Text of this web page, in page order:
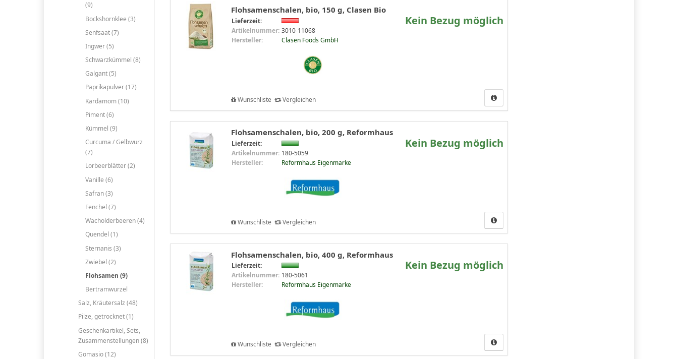
(9)
Bockshornklee (3)
Senfsaat (7)
Ingwer (5)
Schwarzkümmel (8)
Galgant (5)
Paprikapulver (17)
Kardamom (10)
Piment (6)
Kümmel (9)
Curcuma / Gelbwurz
(7)
Lorbeerblätter (2)
Vanille (6)
Safran (3)
Fenchel (7)
Wacholderbeeren (4)
Quendel (1)
Sternanis (3)
Zwiebel (2)
Flohsamen (9)
Bertramwurzel
Salz, Kräutersalz (48)
Pilze, getrocknet (1)
Geschenkartikel, Sets,
Zusammenstellungen (8)
Gomasio (12)
Flohsamenschalen, bio, 150 g, Clasen Bio
Lieferzeit:
Artikelnummer: 3010-11068
Hersteller:
Clasen Foods GmbH
Kein Bezug möglich
Wunschliste Vergleichen
Flohsamenschalen, bio, 200 g, Reformhaus
Lieferzeit:
Artikelnummer: 180-5059
Hersteller:
Reformhaus Eigenmarke
Kein Bezug möglich
Wunschliste Vergleichen
Flohsamenschalen, bio, 400 g, Reformhaus
Lieferzeit:
Artikelnummer: 180-5061
Hersteller:
Reformhaus Eigenmarke
Kein Bezug möglich
Wunschliste Vergleichen